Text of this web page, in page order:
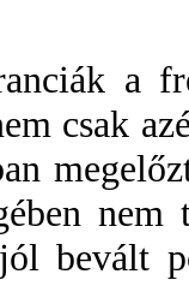
a
csak
bevált